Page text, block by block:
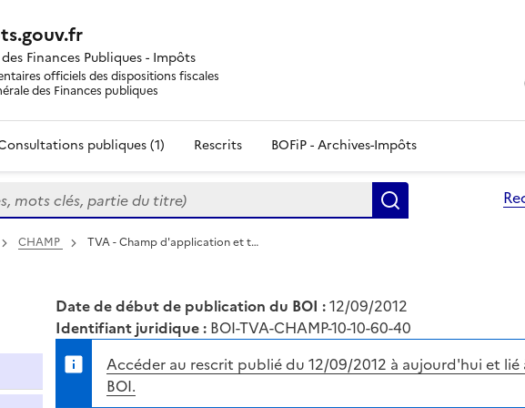
Finances Publiques - Impôts
officiels des dispositions fiscales
des Finances publiques
publiques (1) Rescrits BOFiP - Archives-Impôts
clés, partie du titre)
CHAMP TVA - Champ d'application et t…
Date de début de publication du BOI :12/09/2012
Identifiant juridique : BOI-TVA-CHAMP-10-10-60-40
Accéder au rescrit publié du 12/09/2012 à aujourd'hui et lié
BOI.